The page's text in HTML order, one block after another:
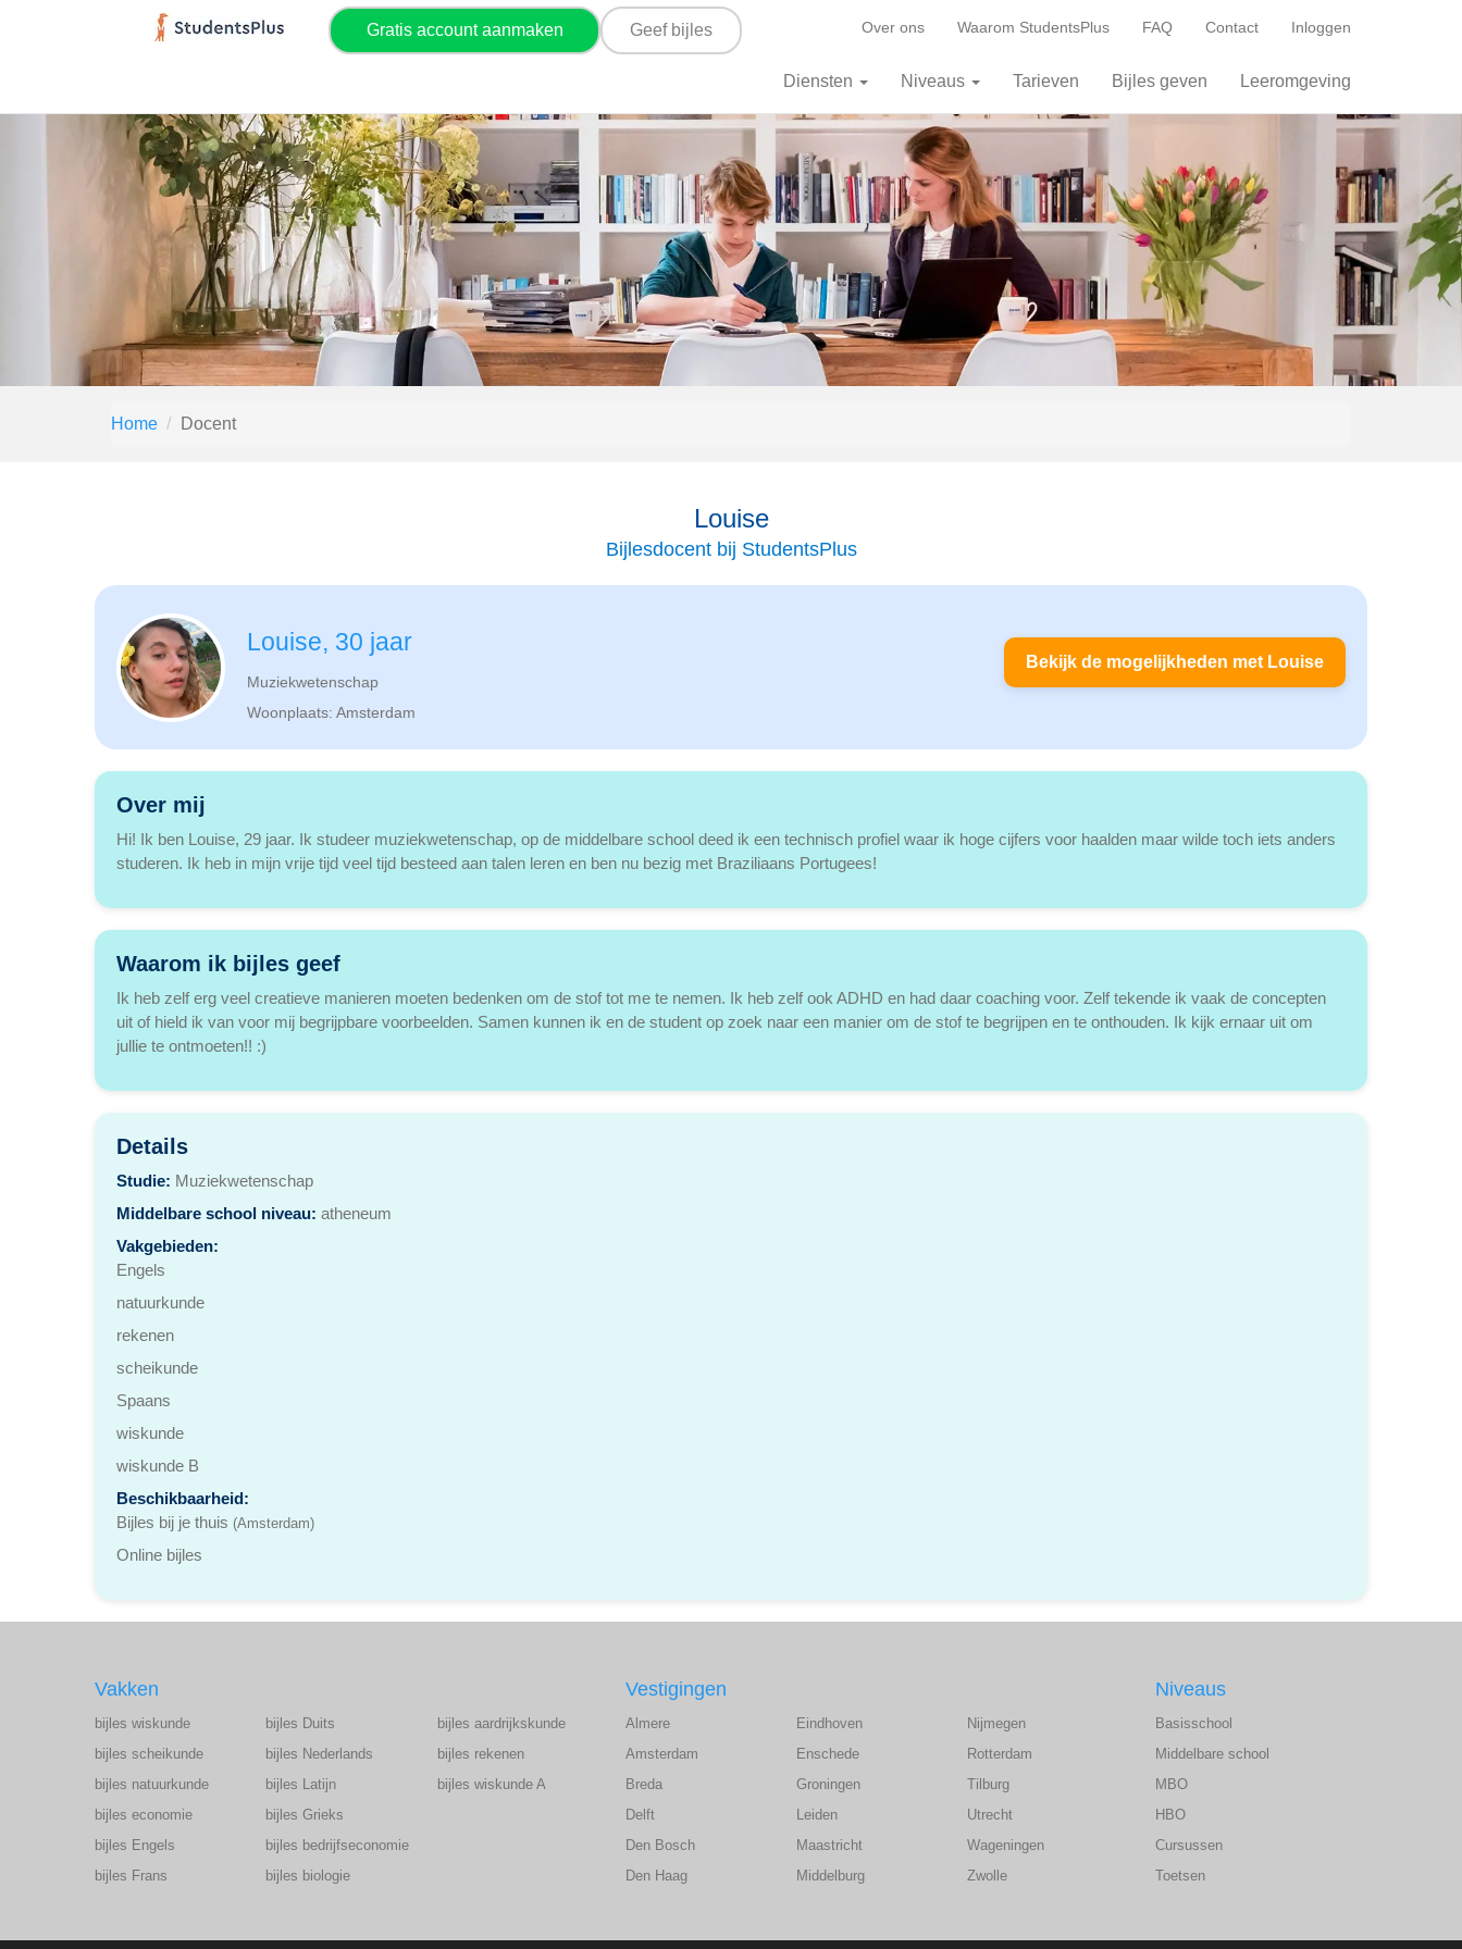
Gratis account aanmaken Geef bijles Over ons Waarom StudentsPlus FAQ Contact Inloggen
Diensten Niveaus Tarieven Bijles geven Leeromgeving
Home Docent
Louise
Bijlesdocent bij StudentsPlus
Louise, 30 jaar
Muziekwetenschap
Woonplaats: Amsterdam
Bekijk de mogelijkheden met Louise
Over mij
Hi! Ik ben Louise, 29 jaar. Ik studeer muziekwetenschap, op de middelbare school deed ik een technisch profiel waar ik hoge cijfers voor haalden maar wilde toch iets anders
studeren. Ik heb in mijn vrije tijd veel tijd besteed aan talen leren en ben nu bezig met Braziliaans Portugees!
Waarom ik bijles geef
Ik heb zelf erg veel creatieve manieren moeten bedenken om de stof tot me te nemen. Ik heb zelf ook ADHD en had daar coaching voor. Zelf tekende ik vaak de concepten
uit of hield ik van voor mij begrijpbare voorbeelden. Samen kunnen ik en de student op zoek naar een manier om de stof te begrijpen en te onthouden. Ik kijk ernaar uit om
jullie te ontmoeten!! :)
Details
Studie: Muziekwetenschap
Middelbare school niveau: atheneum
Vakgebieden:
Engels
natuurkunde
rekenen
scheikunde
Spaans
wiskunde
wiskunde B
Beschikbaarheid:
Bijles bij je thuis (Amsterdam)
Online bijles
Vakken
bijles wiskunde
bijles scheikunde
bijles natuurkunde
bijles economie
bijles Engels
bijles Frans
bijles Duits
bijles Nederlands
bijles Latijn
bijles Grieks
bijles bedrijfseconomie
bijles biologie
bijles aardrijkskunde
bijles rekenen
bijles wiskunde A
Vestigingen
Almere
Amsterdam
Breda
Delft
Den Bosch
Den Haag
Eindhoven
Enschede
Groningen
Leiden
Maastricht
Middelburg
Nijmegen
Rotterdam
Tilburg
Utrecht
Wageningen
Zwolle
Niveaus
Basisschool
Middelbare school
MBO
HBO
Cursussen
Toetsen